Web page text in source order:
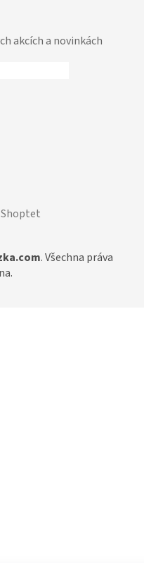
akcích a novinkách
. Všechna práva